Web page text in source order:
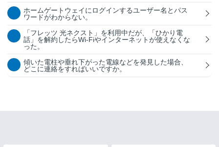
ホームゲートウェイにログインするユーザー名とパス
ワードがわからない。
「フレッツ 光ネクスト」を利用中だが、「ひかり電
話」を解約したらWi-Fiやインターネットが使えなくな
った。
傾いた電柱や垂れ下がった電線などを発見した場合、
どこに連絡をすればいいですか。